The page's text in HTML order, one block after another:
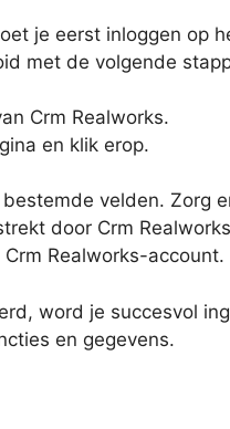
je eerst inloggen op
met de volgende
Crm Realworks.
en klik erop.
velden. Zorg
door Crm
Realworks-account.
word je succesvol
en gegevens.